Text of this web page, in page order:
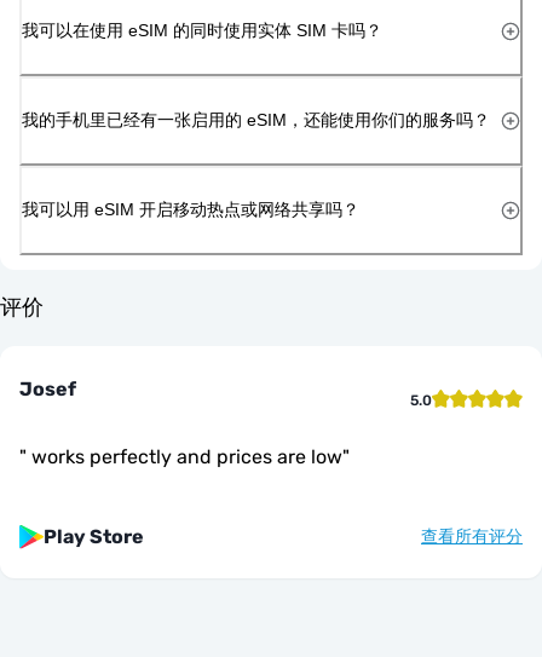
我可以在使用 eSIM 的同时使用实体 SIM 卡吗？
我的手机里已经有一张启用的 eSIM，还能使用你们的服务吗？
我可以用 eSIM 开启移动热点或网络共享吗？
评价
Josef 5.0
" works perfectly and prices are low"
Play Store 查看所有评分